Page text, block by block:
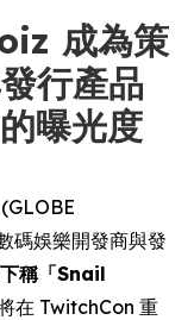
成為策
行產品
曝光度
碼娛樂開發商與發
稱「Snail
在 TwitchCon 重